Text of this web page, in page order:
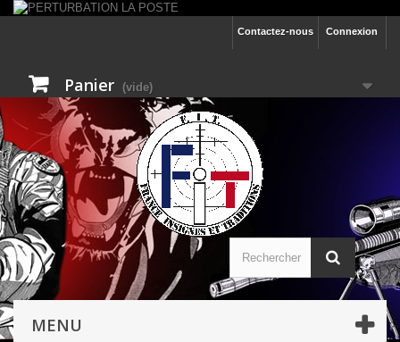
Connexion
Contactez-nous
Panier (vide)
MENU